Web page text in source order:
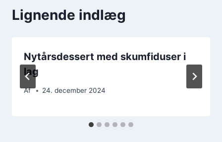
Lignende indlæg
Nytårsdessert med skumfiduser i
lag
Af 24. december 2024